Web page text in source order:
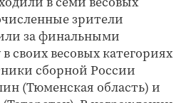
зрители
за финальными
своих весовых категориях
сборной России
(Тюменская область) и